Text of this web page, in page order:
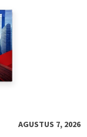
AGUSTUS 7, 2026